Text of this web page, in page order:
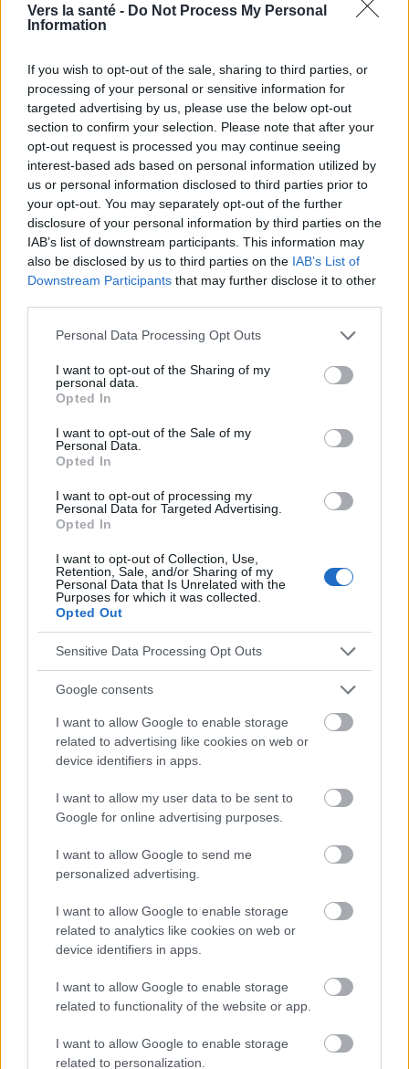
Vers la santé - Do Not Process My Personal
Information
If you wish to opt-out of the sale, sharing to third parties, or
processing of your personal or sensitive information for
targeted advertising by us, please use the below opt-out
section to confirm your selection. Please note that after your
opt-out request is processed you may continue seeing
interest-based ads based on personal information utilized by
us or personal information disclosed to third parties prior to
your opt-out. You may separately opt-out of the further
disclosure of your personal information by third parties on the
IAB’s list of downstream participants. This information may
also be disclosed by us to third parties on the IAB’s List of
Downstream Participants that may further disclose it to other
Please note that this website/app uses one or more Google
not limited to your visit or usage behaviour. You may click to
grant or deny consent to Google and its third-party tags to
use your data for below specified purposes in below Google
consent section.
Personal Data Processing Opt Outs
I want to opt-out of the Sharing of my
personal data.
Opted In
I want to opt-out of the Sale of my
Personal Data.
Opted In
I want to opt-out of processing my
Personal Data for Targeted Advertising.
Opted In
I want to opt-out of Collection, Use,
Retention, Sale, and/or Sharing of my
Personal Data that Is Unrelated with the
Purposes for which it was collected.
Opted Out
Sensitive Data Processing Opt Outs
Google consents
I want to allow Google to enable storage
related to advertising like cookies on web or
device identifiers in apps.
I want to allow my user data to be sent to
Google for online advertising purposes.
I want to allow Google to send me
personalized advertising.
I want to allow Google to enable storage
related to analytics like cookies on web or
device identifiers in apps.
I want to allow Google to enable storage
related to functionality of the website or app.
I want to allow Google to enable storage
related to personalization.
ce moment-là qu'il y a une forte probabilité que le
spectrum disorder (trouble du spectre de
l'alcoolisation fœtale) [2].
L'apparition du trouble du spectre de l'alcoolisation
fœtale est déterminée par un certain nombre de
facteurs, tels que la fréquence de la consommation
d'alcool, la quantité d'alcool consommée ou le stade
de développement du fœtus. Les facteurs
génétiques ou l'état de santé général de la mère
sont également importants.
Les anomalies les plus courantes rencontrées dans
le contexte d'un enfant atteint de PSARCD sont
principalement un retardpsychomoteur, une
altération du fonctionnement intellectuel
syndrome de certaines anomalies faciales
mineures ou des anomalies des membres et du
cœur [3].
Restrictions légales
pas protégé. Est-il donc juste d'étendre la protection
juridique à l'enfant conçu ? La question de savoir s'il
est légitime d'introduire une responsabilité pénale
découlant d'une action dirigée contre la santé et la
vie de l'enfant conçu est une question à laquelle
chaque individu est mieux à même de répondre [2].
L'éducation
Quelle que soit la direction prise par les mesures
pénales, il est avant tout nécessaire d'
- non seulement les femmes enceintes,
non seulement les femmes, mais aussi les
Les faits médicalement prouvés concernant les